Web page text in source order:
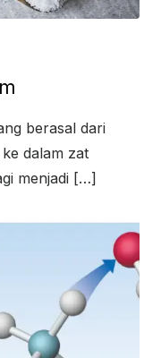
berasal dari
dalam zat
menjadi […]